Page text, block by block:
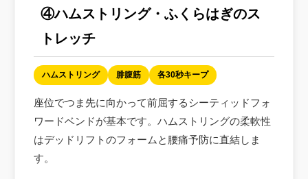
④ハムストリング・ふくらはぎのス
トレッチ
ハムストリング 腓腹筋 各30秒キープ
座位でつま先に向かって前屈するシーティッドフォ
ワードベンドが基本です。ハムストリングの柔軟性
はデッドリフトのフォームと腰痛予防に直結しま
す。